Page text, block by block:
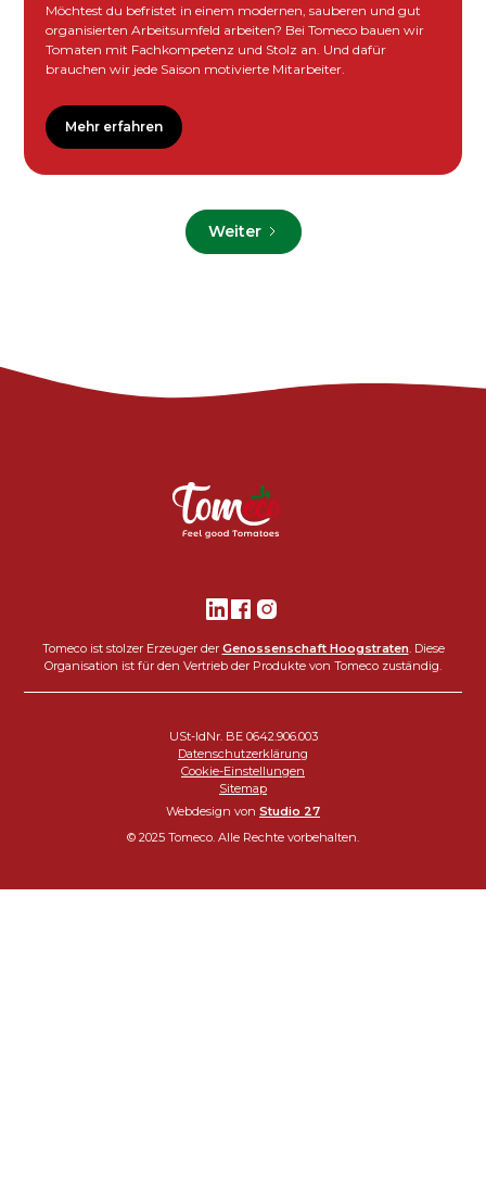
Möchtest du befristet in einem modernen, sauberen und gut
organisierten Arbeitsumfeld arbeiten? Bei Tomeco bauen wir
Tomaten mit Fachkompetenz und Stolz an. Und dafür
brauchen wir jede Saison motivierte Mitarbeiter.
Mehr erfahren
Weiter
Tomeco ist stolzer Erzeuger der Genossenschaft Hoogstraten. Diese
Organisation ist für den Vertrieb der Produkte von Tomeco zuständig.
© 2025 Tomeco. Alle Rechte vorbehalten.
Webdesign von Studio 27
USt-IdNr. BE 0642.906.003
Datenschutzerklärung
Cookie-Einstellungen
Sitemap